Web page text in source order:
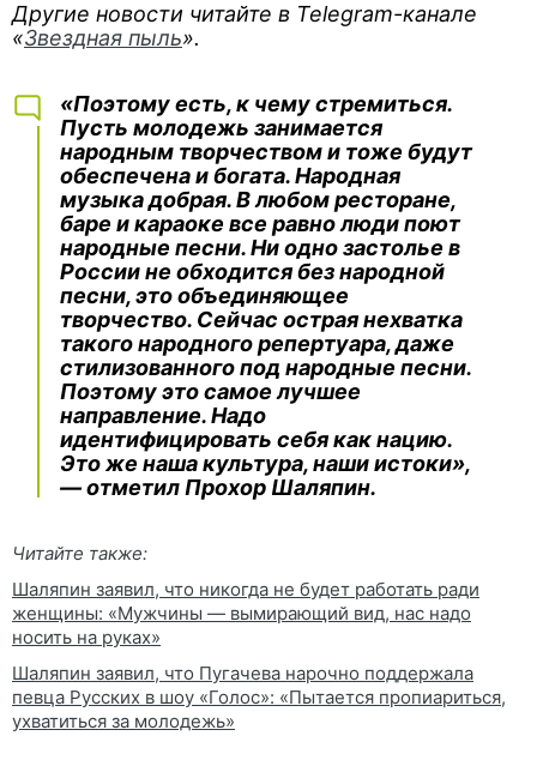
Другие новости читайте в Telegram-канале
«Звездная пыль».
«Поэтому есть, к чему стремиться.
Пусть молодежь занимается
народным творчеством и тоже будут
обеспечена и богата. Народная
музыка добрая. В любом ресторане,
баре и караоке все равно люди поют
народные песни. Ни одно застолье в
России не обходится без народной
песни, это объединяющее
творчество. Сейчас острая нехватка
такого народного репертуара, даже
стилизованного под народные песни.
Поэтому это самое лучшее
направление. Надо
идентифицировать себя как нацию.
Это же наша культура, наши истоки»,
— отметил Прохор Шаляпин.
Читайте также:
Шаляпин заявил, что никогда не будет работать ради
женщины: «Мужчины — вымирающий вид, нас надо
носить на руках»
Шаляпин заявил, что Пугачева нарочно поддержала
певца Русских в шоу «Голос»: «Пытается пропиариться,
ухватиться за молодежь»